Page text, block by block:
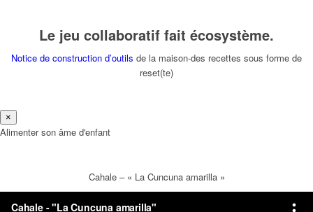
Le jeu collaboratif fait écosystème.
Notice de construction d’outils de la maison-des recettes sous forme de
reset(te)
×
Alimenter son âme d'enfant
Cahale – « La Cuncuna amarilla »